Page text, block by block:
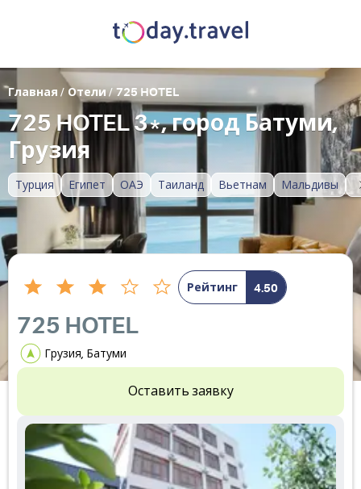
Турция Египет ОАЭ Таиланд Вьетнам Мальдивы
Главная / Отели/ 725 HOTEL
725 HOTEL 3*, город Батуми,
Грузия
Рейтинг 4.50
725 HOTEL
Грузия, Батуми
Оставить заявку